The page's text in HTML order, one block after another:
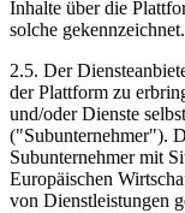
Inhalte über die
solche gekennzeichnet.
2.5. Der
der Plattform zu
und/oder Dienste
("Subunternehmer").
Subunternehmer mit
Europäischen
von Dienstleistungen